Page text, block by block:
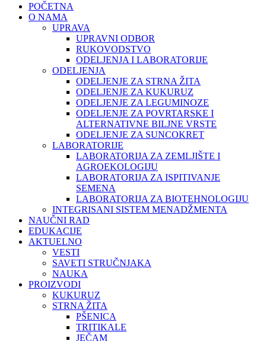
POČETNA
O NAMA
UPRAVA
UPRAVNI ODBOR
RUKOVODSTVO
ODELJENJA I LABORATORIJE
ODELJENJA
ODELJENJE ZA STRNA ŽITA
ODELJENJE ZA KUKURUZ
ODELJENJE ZA LEGUMINOZE
ODELJENJE ZA POVRTARSKE I
ALTERNATIVNE BILJNE VRSTE
ODELJENJE ZA SUNCOKRET
LABORATORIJE
LABORATORIJA ZA ZEMLJIŠTE I
AGROEKOLOGIJU
LABORATORIJA ZA ISPITIVANJE
SEMENA
LABORATORIJA ZA BIOTEHNOLOGIJU
INTEGRISANI SISTEM MENADŽMENTA
NAUČNI RAD
EDUKACIJE
AKTUELNO
VESTI
SAVETI STRUČNJAKA
NAUKA
PROIZVODI
KUKURUZ
STRNA ŽITA
PŠENICA
TRITIKALE
JEČAM